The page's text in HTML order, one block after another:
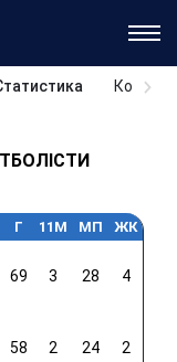
Г 11M МП ЖК
69 3 28 4
58 2 24 2